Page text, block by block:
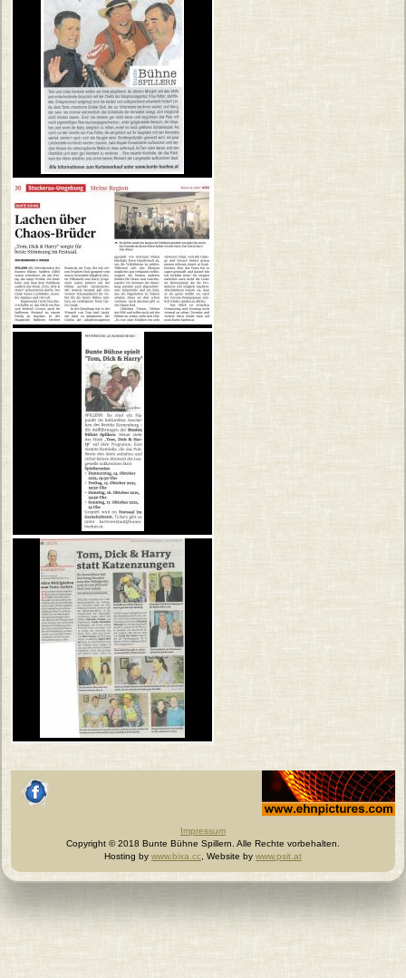
facebook
Impressum
Copyright © 2018 Bunte Bühne Spillern. Alle Rechte vorbehalten.
Hosting by www.bixa.cc , Website by www.psit.at
Johannes Ehn, Fotograf